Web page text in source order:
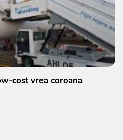
cost vrea coroana